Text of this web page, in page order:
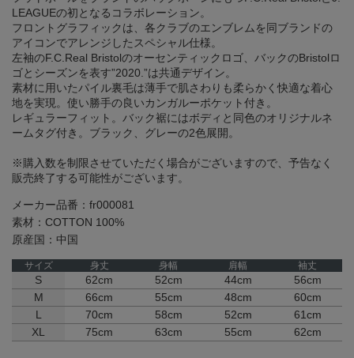
LEAGUEの初となるコラボレーション。
フロントグラフィックは、各クラブのエンブレムを同ブランドの
アイコンでアレンジしたスペシャル仕様。
左袖のF.C.Real Bristolのオーセンティックロゴ、バックのBristolロ
ゴとシーズンを表す”2020.”は共通デザイン。
素材に用いたパイル裏毛は薄手で肌さわりも柔らかく快適な着心
地を実現。使い勝手の良いカンガルーポケット付き。
レギュラーフィット。バック裾にはボディと同色のオリジナルネ
ームタグ付き。ブラック、グレーの2色展開。
※購入数を制限させていただく場合がございますので、予告なく
販売終了する可能性がございます。
メーカー品番：fr000081
素材：COTTON 100%
原産国：中国
サイズ 身丈 身幅 肩幅 袖丈
S 62cm 52cm 44cm
56cm
M
66cm 55cm 48cm
60cm
L
70cm 58cm 52cm
61cm
XL
75cm 63cm 55cm 62cm